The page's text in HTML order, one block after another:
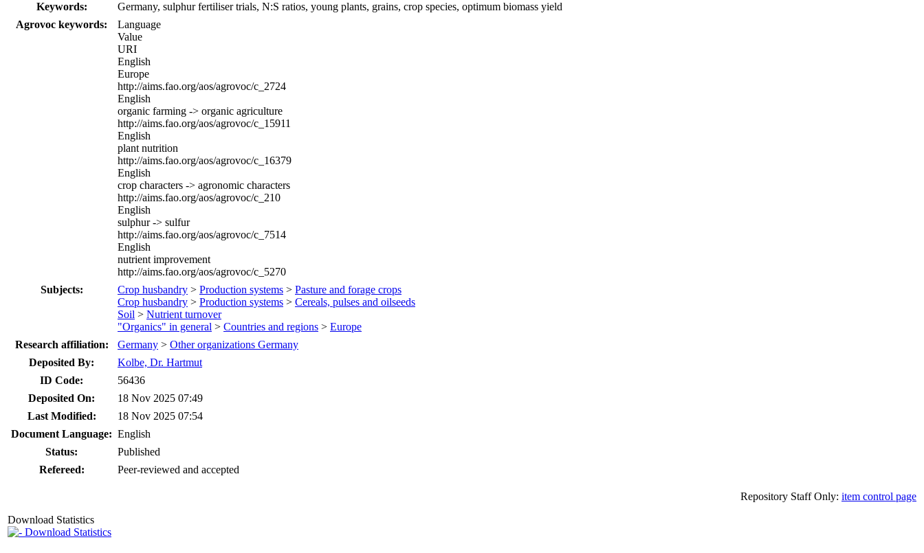
Keywords:
Germany, sulphur fertiliser trials, N:S ratios, young plants, grains, crop species, optimum biomass yield
Agrovoc keywords:
Language
Value
URI
English
Europe
http://aims.fao.org/aos/agrovoc/c_2724
English
organic farming -> organic agriculture
http://aims.fao.org/aos/agrovoc/c_15911
English
plant nutrition
http://aims.fao.org/aos/agrovoc/c_16379
English
crop characters -> agronomic characters
http://aims.fao.org/aos/agrovoc/c_210
English
sulphur -> sulfur
http://aims.fao.org/aos/agrovoc/c_7514
English
nutrient improvement
http://aims.fao.org/aos/agrovoc/c_5270
Subjects:
Crop husbandry > Production systems > Pasture and forage crops
Crop husbandry > Production systems > Cereals, pulses and oilseeds
Soil > Nutrient turnover
"Organics" in general > Countries and regions > Europe
Research affiliation:
Germany > Other organizations Germany
Deposited By:
Kolbe, Dr. Hartmut
ID Code:
56436
Deposited On:
18 Nov 2025 07:49
Last Modified:
18 Nov 2025 07:54
Document Language: English
Status:
Published
Refereed:
Peer-reviewed and accepted
Repository Staff Only: item control page
Download Statistics
Download Statistics